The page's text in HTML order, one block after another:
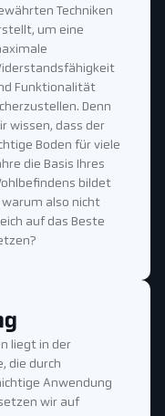
Techniken
um eine
Funktionalität
Denn
wissen, dass der
Boden für viele
die Basis Ihres
bildet
also nicht
auf das Beste
liegt in der
die durch
Anwendung
wir auf